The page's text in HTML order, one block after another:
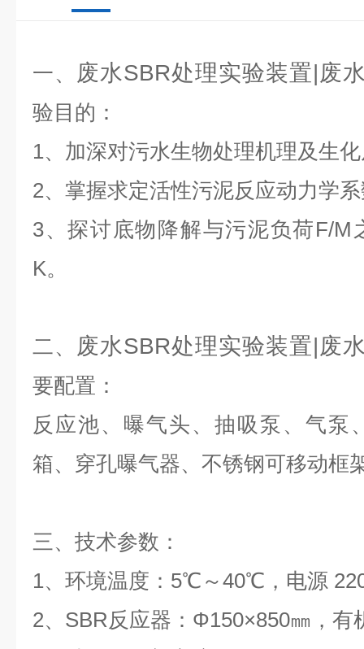
一、 废水SBR处理实验装置|废
验目的：
1、加深对污水生物处理机理及生
2、掌握求定活性污泥反应动力学
3、探讨底物降解与污泥负荷F/M
K。
二、 废水SBR处理实验装置|废
要配置：
反应池、曝气头、抽吸泵、气泵
箱、穿孔曝气器、不锈钢可移动框
三、 技术参数：
1、环境温度：5℃～40℃，电源
2、SBR反应器：Φ150×850㎜，有